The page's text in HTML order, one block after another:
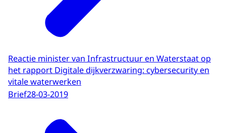
Reactie minister van Infrastructuur en Waterstaat op
het rapport Digitale dijkverzwaring: cybersecurity en
vitale waterwerken
Brief28-03-2019